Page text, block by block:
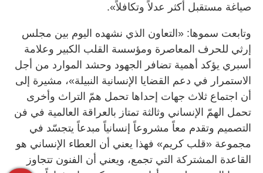
صياغة مستقبل أكثر عدلاً وتكافلاً».
وتابعت سموها: «التعاون الذي نشهده اليوم بين مجلس
إرثي للحرف المعاصرة ومؤسسة القلب الكبير وعلامة
أسبري يؤكد أهمية تضافر الجهود وحشد الموارد من أجل
الاستمرار في دعم القضايا الإنسانية النبيلة»، مشيرة إلى
أن اجتماع ثلاث جهات إحداها تحمل همّ التراث وأخرى
تحمل الهمّ الإنساني وثالثة تمتاز بالعراقة العالمية في فن
التصميم وتقدم معاً مشروعاً إنسانياً مبدعاً يتجسّد في
مجموعة «قلب كريم» فهذا يعني أن العطاء الإنساني هو
القاعدة المشتركة التي تجمع، ويعني أن الفنون تتجاوز